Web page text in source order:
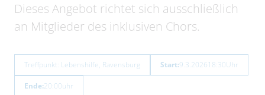
Dieses Angebot richtet sich ausschließlich
an Mitglieder des inklusiven Chors.
Treffpunkt: Lebenshilfe, Ravensburg Start:9.3.2026 18:30Uhr
Ende:20:00uhr